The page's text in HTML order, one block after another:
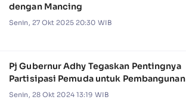
dengan Mancing
Senin, 27 Okt 2025 20:30 WIB
Pj Gubernur Adhy Tegaskan Pentingnya
Partisipasi Pemuda untuk Pembangunan
Senin, 28 Okt 2024 13:19 WIB